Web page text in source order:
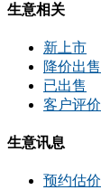
生意相关
新上市
降价出售
已出售
客户评价
生意讯息
预约估价